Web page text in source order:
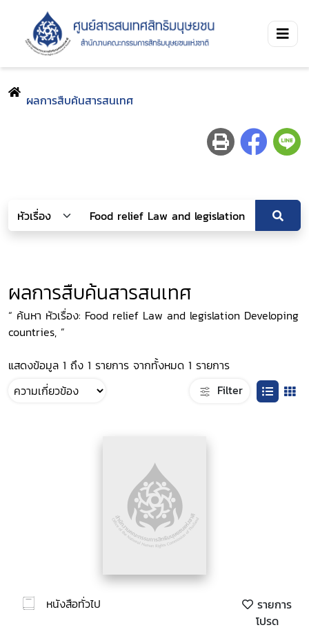
ผลการสืบค้นสารสนเทศ
ผลการสืบค้นสารสนเทศ
“ ค้นหา หัวเรื่อง: Food relief Law and legislation Developing
countries, ”
แสดงข้อมูล 1 ถึง 1 รายการ จากทั้งหมด 1 รายการ
Filter
หนังสือทั่วไป
รายการ
โปรด